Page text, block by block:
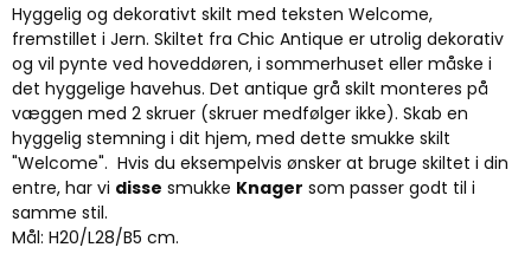
Hyggelig og dekorativt skilt med teksten Welcome,
fremstillet i Jern. Skiltet fra Chic Antique er utrolig dekorativ
og vil pynte ved hoveddøren, i sommerhuset eller måske i
det hyggelige havehus. Det antique grå skilt monteres på
væggen med 2 skruer (skruer medfølger ikke). Skab en
hyggelig stemning i dit hjem, med dette smukke skilt
"Welcome". Hvis du eksempelvis ønsker at bruge skiltet i din
entre, har vi disse smukke Knager som passer godt til i
samme stil.
Mål: H20/L28/B5 cm.